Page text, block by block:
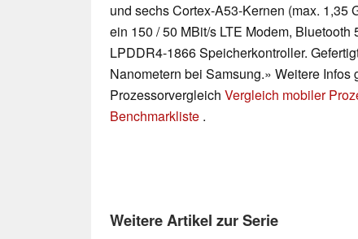
und sechs Cortex-A53-Kernen (max. 1,35
ein 150 / 50 MBit/s LTE Modem,
LPDDR4-1866 Speicherkontroller.
Nanometern bei Samsung.» Weitere Infos
Prozessorvergleich Vergleich mobiler
Benchmarkliste .
Weitere Artikel zur Serie